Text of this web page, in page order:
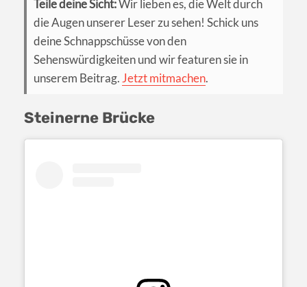
Teile deine Sicht:Wir lieben es, die Welt durch
die Augen unserer Leser zu sehen! Schick uns
deine Schnappschüsse von den
Sehenswürdigkeiten und wir featuren sie in
unserem Beitrag. Jetzt mitmachen.
Steinerne Brücke